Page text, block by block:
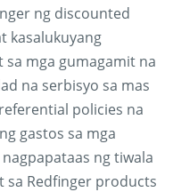
ng discounted
kasalukuyang
mga gumagamit na
na serbisyo sa mas
policies na
gastos sa mga
ng tiwala
sa Redfinger products